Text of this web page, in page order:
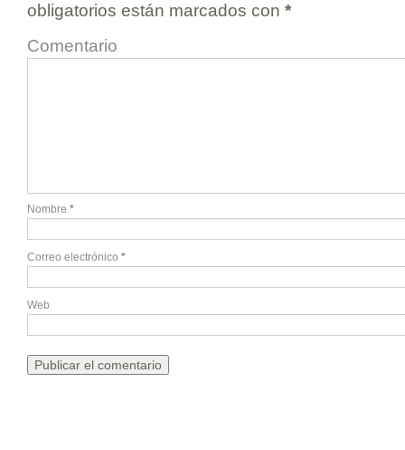
obligatorios están marcados con *
Comentario
Nombre *
Correo electrónico *
Web